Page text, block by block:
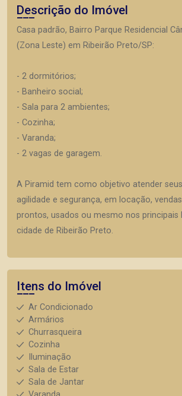
Descrição do Imóvel
Casa padrão, Bairro Parque Residencial
(Zona Leste) em Ribeirão Preto/SP:
- 2 dormitórios;
- Banheiro social;
- Sala para 2 ambientes;
- Cozinha;
- Varanda;
- 2 vagas de garagem.
A Piramid tem como objetivo atender
agilidade e segurança, em locação,
prontos, usados ou mesmo nos principais
cidade de Ribeirão Preto.
Itens do Imóvel
Ar Condicionado
Armários
Churrasqueira
Cozinha
Iluminação
Sala de Estar
Sala de Jantar